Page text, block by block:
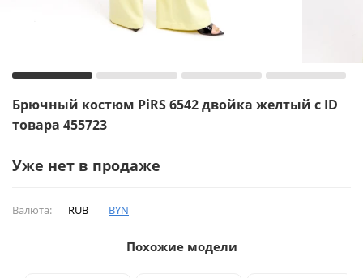
Брючный костюм PiRS 6542 двойка желтый с ID
товара 455723
Уже нет в продаже
Валюта: RUB BYN
Похожие модели